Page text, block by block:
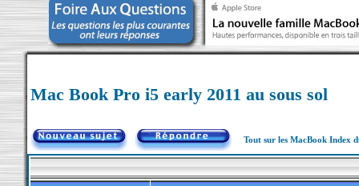
Mac Book Pro i5 early 2011 au sous sol
Tout sur les MacBook Index